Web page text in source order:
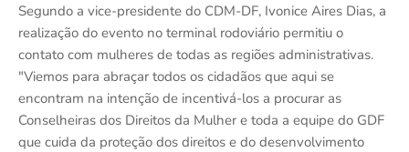
Segundo a vice-presidente do CDM-DF, Ivonice Aires Dias, a
realização do evento no terminal rodoviário permitiu o
contato com mulheres de todas as regiões administrativas.
"Viemos para abraçar todos os cidadãos que aqui se
encontram na intenção de incentivá-los a procurar as
Conselheiras dos Direitos da Mulher e toda a equipe do GDF
que cuida da proteção dos direitos e do desenvolvimento